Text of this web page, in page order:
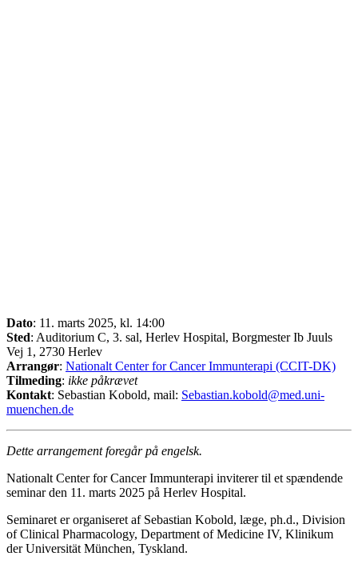
Dato: 11. marts 2025, kl. 14:00
Sted: Auditorium C, 3. sal, Herlev Hospital, Borgmester Ib Juuls
Vej 1, 2730 Herlev
Arrangør: Nationalt Center for Cancer Immunterapi (CCIT-DK)
Tilmeding: ikke påkrævet
Kontakt: Sebastian Kobold, mail: Sebastian.kobold@med.uni-
muenchen.de
Dette arrangement foregår på engelsk.
Nationalt Center for Cancer Immunterapi inviterer til et spændende
seminar den 11. marts 2025 på Herlev Hospital.
Seminaret er organiseret af Sebastian Kobold, læge, ph.d., Division
of Clinical Pharmacology, Department of Medicine IV, Klinikum
der Universität München, Tyskland.